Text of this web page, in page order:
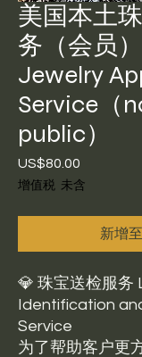
美国本土
务（会员
Jewelry
Service（
public）
US$80.00
格
增值税 未含
新增
💎 珠宝送检服务
Identification
Service
为了帮助客户更